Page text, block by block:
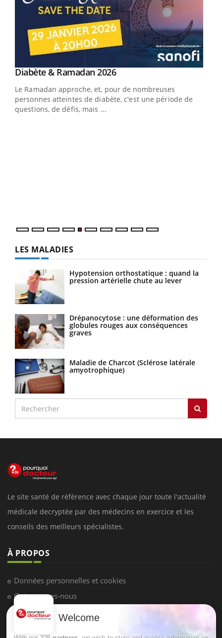
Youtube
Diabète & Ramadan 2026Youtube
Le Ramadan approche, et, pour de nombreuses
personnes atteintes de diabète, c'est une période de
questions, de défis, mais ...
LES MALADIES
Hypotension orthostatique : quand la
pression artérielle chute au lever
Drépanocytose : une déformation des
globules rouges aux conséquences
graves
Maladie de Charcot (Sclérose latérale
amyotrophique)
Le site santé de référence avec chaque jour toute l'actualité
médicale decryptée par des médecins en exercice et les
conseils des meilleurs spécialistes.
À PROPOS
Données personnelles et cookies
Qui sommes-nous
Conditions d'utilisation
Welcome